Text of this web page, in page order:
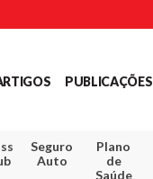
PUBLICAÇÕES
Seguro
Auto
Plano
de
Saúde